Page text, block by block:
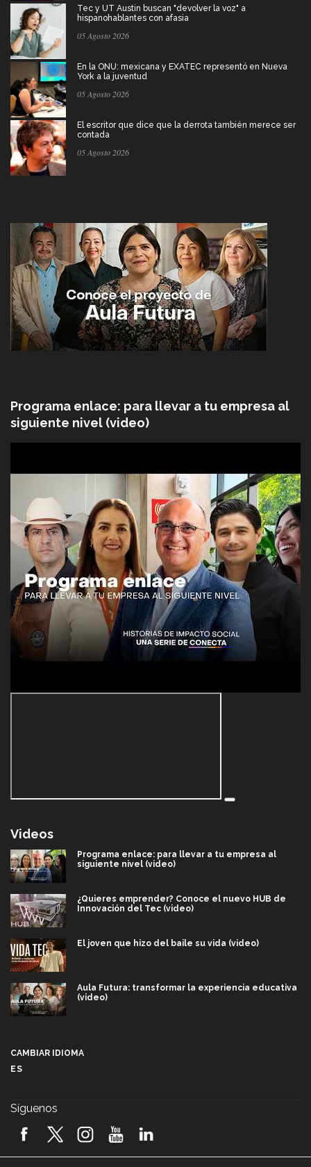
Tec y UT Austin buscan "devolver la voz" a
hispanohablantes con afasia
05 Agosto 2026
En la ONU: mexicana y EXATEC representó en Nueva
York a la juventud
05 Agosto 2026
El escritor que dice que la derrota también merece ser
contada
05 Agosto 2026
Programa enlace: para llevar a tu empresa al
siguiente nivel (video)
Videos
Programa enlace: para llevar a tu empresa al
siguiente nivel (video)
¿Quieres emprender? Conoce el nuevo HUB de
Innovación del Tec (video)
El joven que hizo del baile su vida (video)
Aula Futura: transformar la experiencia educativa
(video)
2026! (video)
CAMBIAR IDIOMA
ES
Síguenos